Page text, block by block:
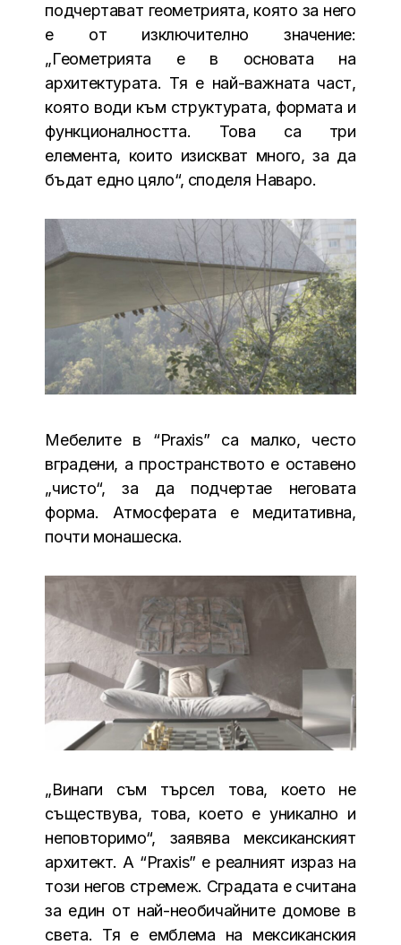
подчертават геометрията, която за него
е от изключително значение:
„Геометрията е в основата на
архитектурата. Тя е най-важната част,
която води към структурата, формата и
функционалността. Това са три
елемента, които изискват много, за да
бъдат едно цяло“, споделя Наваро.
Мебелите в “Praxis” са малко, често
вградени, а пространството е оставено
„чисто“, за да подчертае неговата
форма. Атмосферата е медитативна,
почти монашеска.
„Винаги съм търсел това, което не
съществува, това, което е уникално и
неповторимо“, заявява мексиканският
архитект. А “Praxis” e реалният израз на
този негов стремеж. Сградата e считана
за един от най-необичайните домове в
света. Тя е емблема на мексиканския